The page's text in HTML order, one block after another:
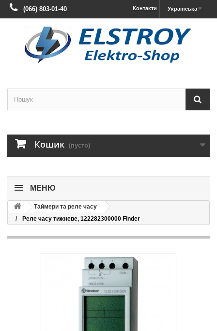
Українська
Контакти
(066) 803-01-40
Кошик (пусто)
МЕНЮ
Таймери та реле часу
Реле часу тижневе, 122282300000 Finder